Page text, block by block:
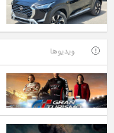
ویدیوها